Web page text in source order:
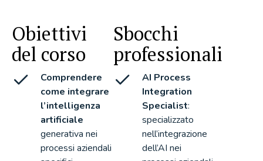
Obiettivi
del corso
Comprendere
come integrare
l’intelligenza
artificiale
generativa nei
processi aziendali
Sbocchi
professionali
AI Process
Integration
Specialist:
specializzato
nell’integrazione
dell’AI nei